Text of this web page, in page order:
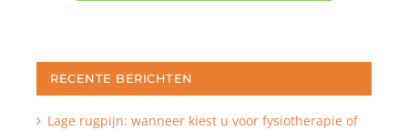
RECENTE BERICHTEN
Lage rugpijn: wanneer kiest u voor fysiotherapie of